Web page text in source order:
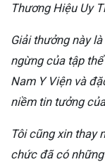
Thương Hiệu Uy
Giải thưởng này
ngừng của tập
Nam Y Viện và
niềm tin tưởng
Tôi cũng xin thay
chức đã có